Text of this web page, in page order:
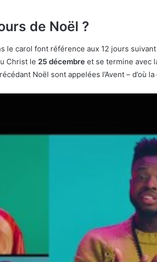
de Noël ?
le carol font référence aux 12 jours
Christ le 25 décembre et se termine avec
Noël sont appelées l’Avent – d’où